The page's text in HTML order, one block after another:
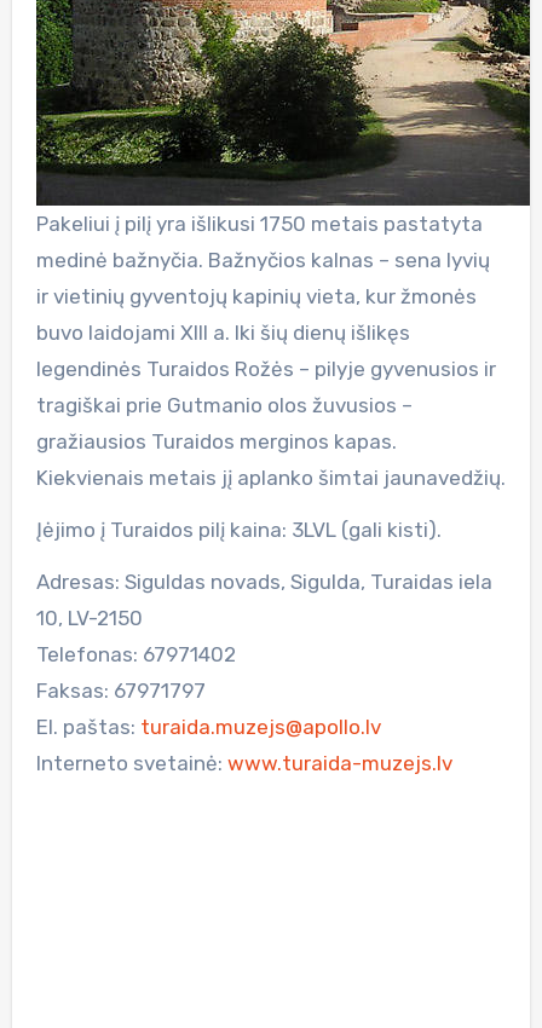
Pakeliui į pilį yra išlikusi 1750 metais pastatyta
medinė bažnyčia. Bažnyčios kalnas – sena lyvių
ir vietinių gyventojų kapinių vieta, kur žmonės
buvo laidojami XIII a. Iki šių dienų išlikęs
legendinės Turaidos Rožės – pilyje gyvenusios ir
tragiškai prie Gutmanio olos žuvusios –
gražiausios Turaidos merginos kapas.
Kiekvienais metais jį aplanko šimtai jaunavedžių.
Įėjimo į Turaidos pilį kaina: 3LVL (gali kisti).
Adresas: Siguldas novads, Sigulda, Turaidas iela
10, LV-2150
Telefonas: 67971402
Faksas: 67971797
El. paštas: turaida.muzejs@apollo.lv
Interneto svetainė: www.turaida-muzejs.lv